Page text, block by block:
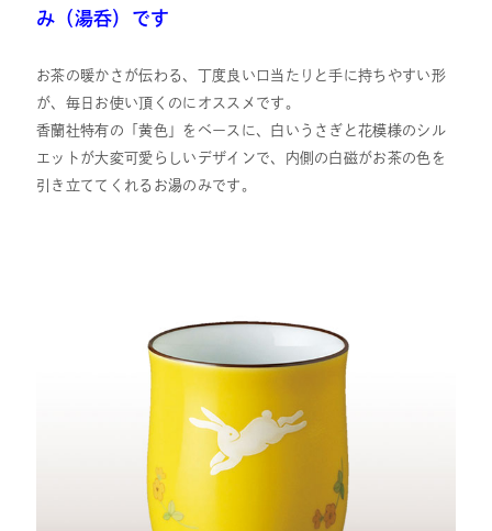
み（湯呑）です
お茶の暖かさが伝わる、丁度良い口当たりと手に持ちやすい形
が、毎日お使い頂くのにオススメです。
香蘭社特有の「黄色」をベースに、白いうさぎと花模様のシル
エットが大変可愛らしいデザインで、内側の白磁がお茶の色を
引き立ててくれるお湯のみです。